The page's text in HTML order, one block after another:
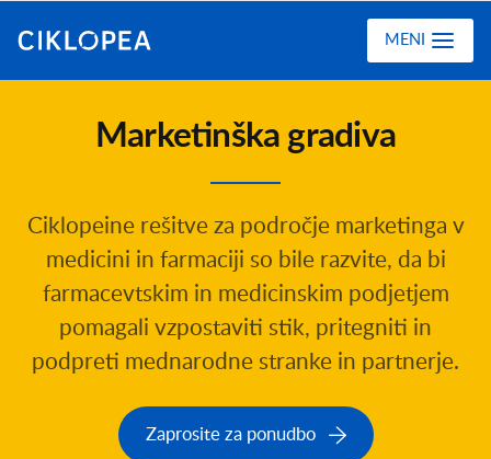
MENI
Marketinška gradiva
Ciklopeine rešitve za področje marketinga v
medicini in farmaciji so bile razvite, da bi
farmacevtskim in medicinskim podjetjem
pomagali vzpostaviti stik, pritegniti in
podpreti mednarodne stranke in partnerje.
Zaprosite za ponudbo